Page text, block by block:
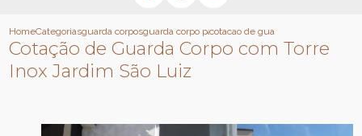
HomeCategoriasguarda corposguarda corpo para sacadacotacao de guarda corpo com
Cotação de Guarda Corpo com Torre
Inox Jardim São Luiz